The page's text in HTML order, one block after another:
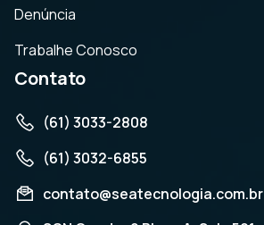
Denúncia
Trabalhe Conosco
Contato
(61) 3033-2808
(61) 3032-6855
contato@seatecnologia.com.br